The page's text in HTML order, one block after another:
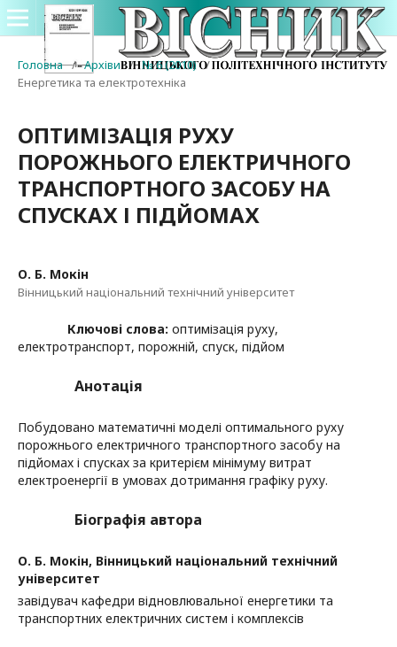
Головна / Архіви / № 6 (2010) /
Енергетика та електротехніка
ОПТИМІЗАЦІЯ РУХУ
ПОРОЖНЬОГО ЕЛЕКТРИЧНОГО
ТРАНСПОРТНОГО ЗАСОБУ НА
СПУСКАХ І ПІДЙОМАХ
О. Б. Мокін
Вінницький національний технічний університет
Ключові слова: оптимізація руху,
електротранспорт, порожній, спуск, підйом
Анотація
Побудовано математичні моделі оптимального руху
порожнього електричного транспортного засобу на
підйомах і спусках за критерієм мінімуму витрат
електроенергії в умовах дотримання графіку руху.
Біографія автора
О. Б. Мокін, Вінницький національний технічний
університет
завідувач кафедри відновлювальної енергетики та
транспортних електричних систем і комплексів